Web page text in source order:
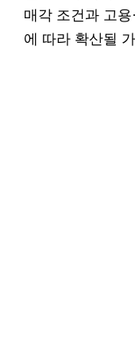
매각 조건과 고
에 따라 확산될